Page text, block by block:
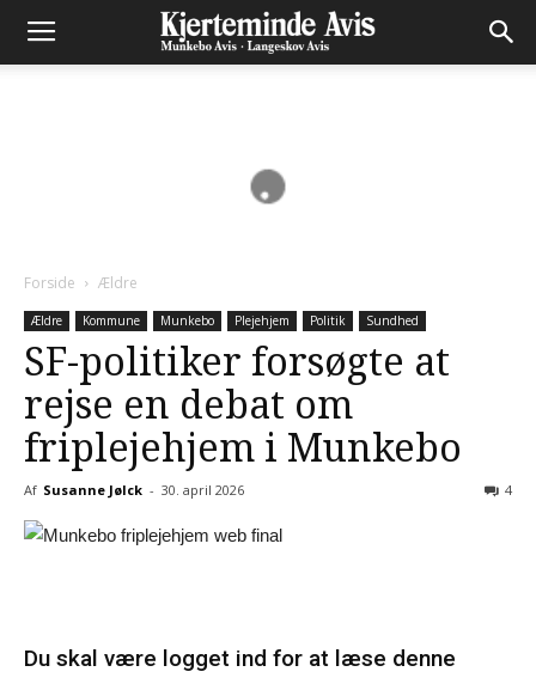
Forside Ældre
Ældre Kommune Munkebo Plejehjem Politik Sundhed
SF-politiker forsøgte at
rejse en debat om
friplejehjem i Munkebo
Af Susanne Jølck - 30. april 2026 4
Du skal være logget ind for at læse denne